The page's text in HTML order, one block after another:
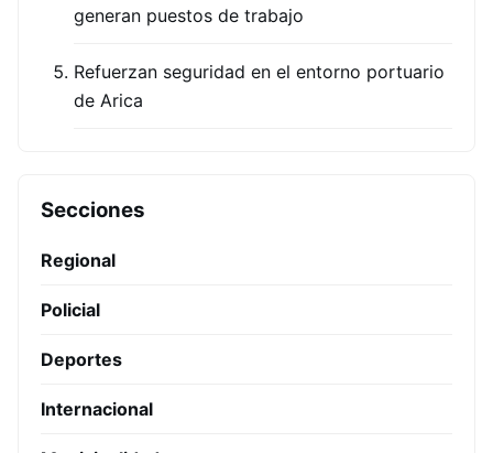
generan puestos de trabajo
Refuerzan seguridad en el entorno portuario
de Arica
Secciones
Regional
Policial
Deportes
Internacional